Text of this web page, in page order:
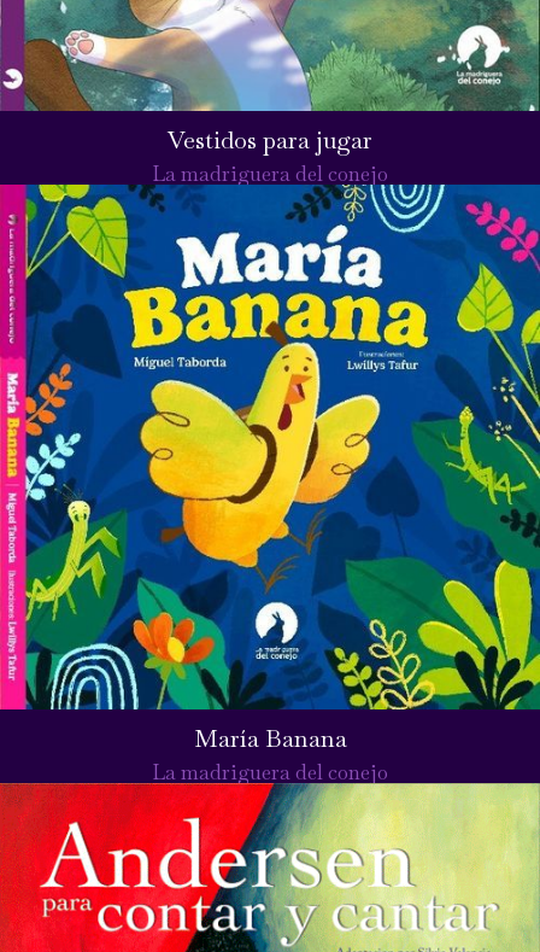
Vestidos para jugar
La madriguera del conejo
María Banana
La madriguera del conejo